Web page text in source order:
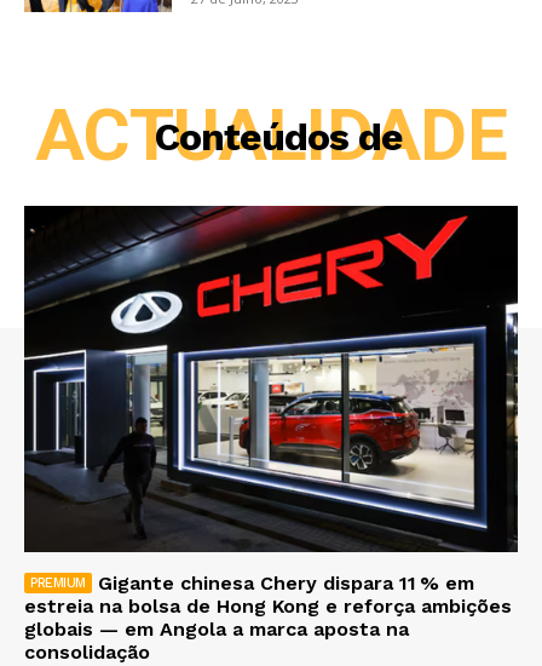
Conteúdos de
ACTUALIDADE
Gigante chinesa Chery dispara 11 % em
estreia na bolsa de Hong Kong e reforça ambições
globais — em Angola a marca aposta na
consolidação